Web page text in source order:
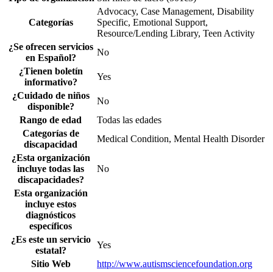
Categorías
Advocacy, Case Management, Disability
Specific, Emotional Support,
Resource/Lending Library, Teen Activity
¿Se ofrecen servicios
en Español?
No
¿Tienen boletín
informativo?
Yes
¿Cuidado de niños
disponible?
No
Rango de edad
Todas las edades
Categorías de
discapacidad
Medical Condition, Mental Health Disorder
¿Esta organización
incluye todas las
discapacidades?
No
Esta organización
incluye estos
diagnósticos
específicos
¿Es este un servicio
estatal?
Yes
Sitio Web
http://www.autismsciencefoundation.org